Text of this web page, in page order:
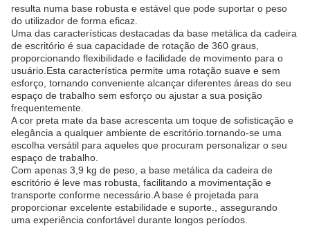
resulta numa base robusta e estável que pode suportar o peso
do utilizador de forma eficaz.
Uma das características destacadas da base metálica da cadeira
de escritório é sua capacidade de rotação de 360 graus,
proporcionando flexibilidade e facilidade de movimento para o
usuário.Esta característica permite uma rotação suave e sem
esforço, tornando conveniente alcançar diferentes áreas do seu
espaço de trabalho sem esforço ou ajustar a sua posição
frequentemente.
A cor preta mate da base acrescenta um toque de sofisticação e
elegância a qualquer ambiente de escritório.tornando-se uma
escolha versátil para aqueles que procuram personalizar o seu
espaço de trabalho.
Com apenas 3,9 kg de peso, a base metálica da cadeira de
escritório é leve mas robusta, facilitando a movimentação e
transporte conforme necessário.A base é projetada para
proporcionar excelente estabilidade e suporte., assegurando
uma experiência confortável durante longos períodos.